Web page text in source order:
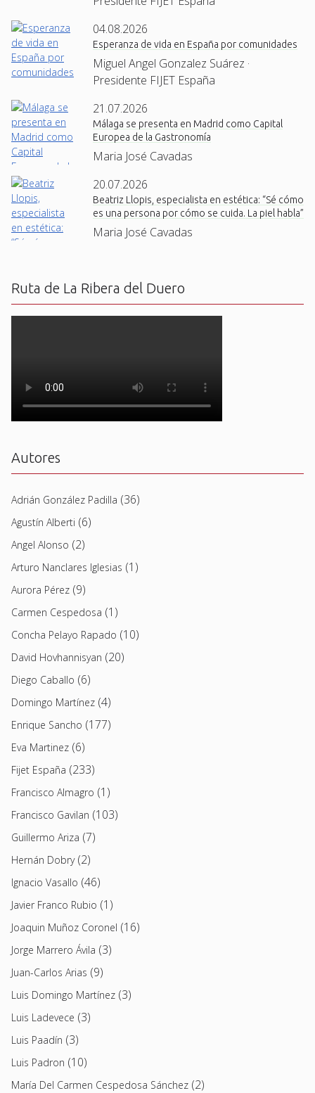
04.08.2026
Esperanza de vida en España por comunidades
Miguel Angel Gonzalez Suárez ·
Presidente FIJET España
21.07.2026
Málaga se presenta en Madrid como Capital
Europea de la Gastronomía
Maria José Cavadas
20.07.2026
Beatriz Llopis, especialista en estética: “Sé cómo
es una persona por cómo se cuida. La piel habla”
Maria José Cavadas
Ruta de La Ribera del Duero
Autores
Adrián González Padilla (36)
Agustín Alberti (6)
Angel Alonso (2)
Arturo Nanclares Iglesias (1)
Aurora Pérez (9)
Carmen Cespedosa (1)
Concha Pelayo Rapado (10)
David Hovhannisyan (20)
Diego Caballo (6)
Domingo Martínez (4)
Enrique Sancho (177)
Eva Martinez (6)
Fijet España (233)
Francisco Almagro (1)
Francisco Gavilan (103)
Guillermo Ariza (7)
Hernán Dobry(2)
Ignacio Vasallo (46)
Javier Franco Rubio (1)
Joaquin Muñoz Coronel (16)
Jorge Marrero Ávila (3)
Juan-Carlos Arias (9)
Luis Domingo Martínez (3)
Luis Ladevece (3)
Luis Paadín (3)
Luis Padron (10)
María Del Carmen Cespedosa Sánchez (2)